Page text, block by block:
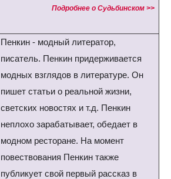
Подробнее о Судьбинском >>
Пенкин - модный литератор,
писатель. Пенкин придерживается
модных взглядов в литературе. Он
пишет статьи о реальной жизни,
светских новостях и т.д. Пенкин
неплохо зарабатывает, обедает в
модном ресторане. На момент
повествования Пенкин также
публикует свой первый рассказ в